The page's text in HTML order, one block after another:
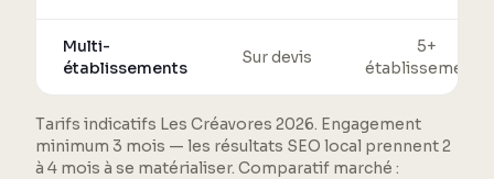
Multi-
établissements
Sur devis
5+
établissements
Tarifs indicatifs Les Créavores 2026. Engagement
minimum 3 mois — les résultats SEO local prennent 2
à 4 mois à se matérialiser. Comparatif marché :